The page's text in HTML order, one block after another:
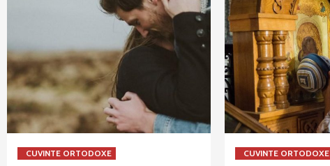
CUVINTE ORTODOXE CUVINTE ORTODOXE